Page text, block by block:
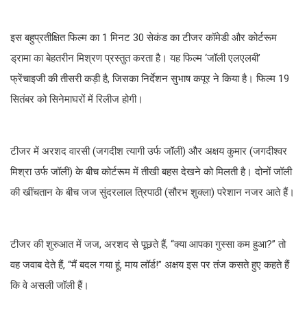
इस बहुप्रतीक्षित फिल्म का 1 मिनट 30 सेकंड का टीजर कॉमेडी और कोर्टरूम
ड्रामा का बेहतरीन मिश्रण प्रस्तुत करता है। यह फिल्म ‘जॉली एलएलबी’
फ्रेंचाइजी की तीसरी कड़ी है, जिसका निर्देशन सुभाष कपूर ने किया है। फिल्म 19
सितंबर को सिनेमाघरों में रिलीज होगी।
टीजर में अरशद वारसी (जगदीश त्यागी उर्फ जॉली) और अक्षय कुमार (जगदीश्वर
मिश्रा उर्फ जॉली) के बीच कोर्टरूम में तीखी बहस देखने को मिलती है। दोनों जॉली
की खींचतान के बीच जज सुंदरलाल त्रिपाठी (सौरभ शुक्ला) परेशान नजर आते हैं।
टीजर की शुरुआत में जज, अरशद से पूछते हैं, “क्या आपका गुस्सा कम हुआ?” तो
वह जवाब देते हैं, “मैं बदल गया हूं, माय लॉर्ड!” अक्षय इस पर तंज कसते हुए कहते हैं
कि वे असली जॉली हैं।